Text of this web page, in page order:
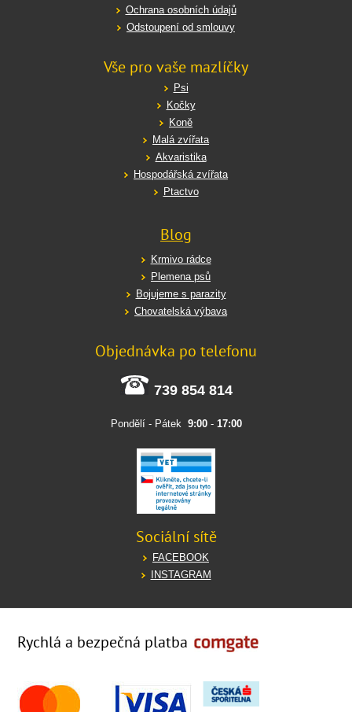
Ochrana osobních údajů
Odstoupení od smlouvy
Vše pro vaše mazlíčky
Psi
Kočky
Koně
Malá zvířata
Akvaristika
Hospodářská zvířata
Ptactvo
Blog
Krmivo rádce
Plemena psů
Bojujeme s parazity
Chovatelská výbava
Objednávka po telefonu
739 854 814
Pondělí - Pátek 9:00- 17:00
Sociální sítě
FACEBOOK
INSTAGRAM
Rychlá a bezpečná platba